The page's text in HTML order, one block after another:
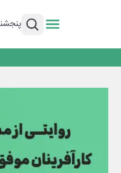
پنجشنبه ۱۵